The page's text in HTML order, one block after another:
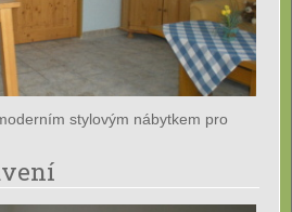
stylovým nábytkem pro